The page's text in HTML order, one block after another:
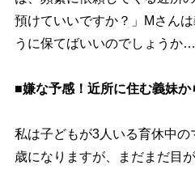
預けていいですか？」Mさん
うに保てばいいのでしょうか…
■嫌な予感！近所に住む義妹
私は子どもが3人いる育休中
歳になりますが、まだまだ目